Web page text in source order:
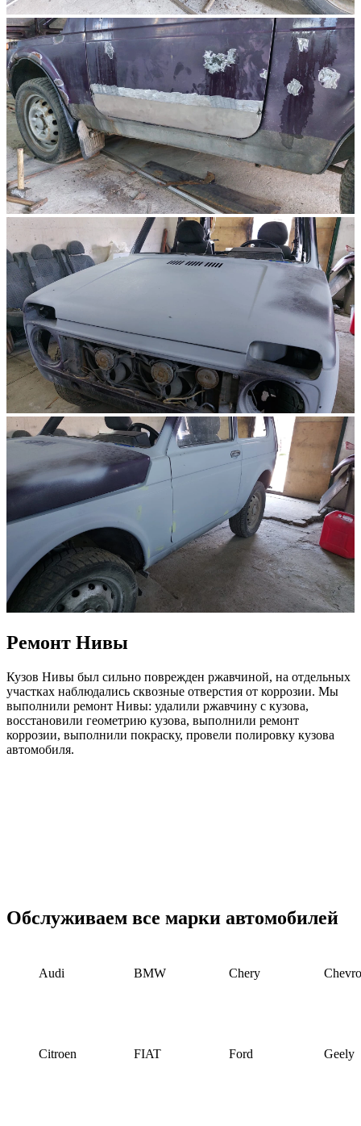
Ремонт Нивы
Кузов Нивы был сильно поврежден ржавчиной, на отдельных
участках наблюдались сквозные отверстия от коррозии. Мы
выполнили ремонт Нивы: удалили ржавчину с кузова,
восстановили геометрию кузова, выполнили ремонт
коррозии, выполнили покраску, провели полировку кузова
автомобиля.
Обслуживаем все марки автомобилей
Audi BMW Chery
Citroen FIAT Ford Geely